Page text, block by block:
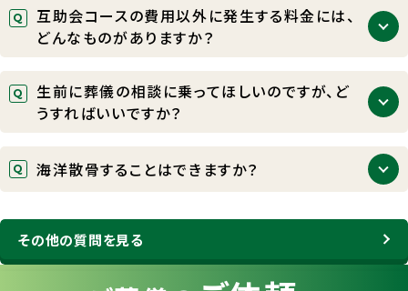
フがいつでも対応いたしております。他のお客さまか
らも昼夜に関わらずお電話をいただいております。ご
相談だけでも承っておりますので、どうかご遠慮なさ
らずお電話ください。
互助会コースの費用以外に発生する料金には、
どんなものがありますか？
互助会のコース費用以外に、会場費、雑費、料理、返
礼品、寺院（司式者）への謝礼、火葬料金等が必要と
なってまいります。なお、互助会会員さまは、富士葬祭
の直営葬祭場が半額でご利用いただけるようになっ
ております。
生前に葬儀の相談に乗ってほしいのですが、ど
うすればいいですか？
富士葬祭では、無料でご葬儀の事前相談や生前お見
積もりを承っております。お電話でのご相談はもちろ
ん行っておりますが、基本、対面式でのご相談を承っ
ております。ご自宅や病院などご希望の場所を指定し
ていただければ、スタッフが直接お伺いして説明させ
ていただきますので、お気軽にお問い合わせくださ
海洋散骨することはできますか？
ます。海洋葬に関するパンフレットもご用意しておりま
その他の質問を見る